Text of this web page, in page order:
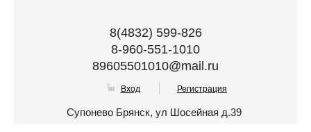
8(4832) 599-826
8-960-551-1010
89605501010@mail.ru
Вход Регистрация
Супонево Брянск, ул Шосейная д.39